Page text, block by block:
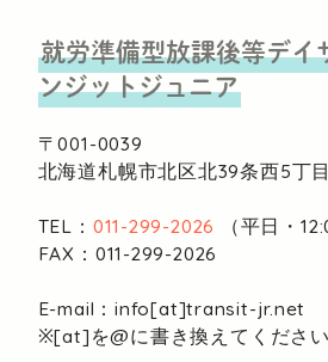
就労準備型放課後等デイ
ンジットジュニア
〒001-0039
北海道札幌市北区北39条西5丁
TEL： 011-299-2026
（平日・
FAX：011-299-2026
E-mail：info[at]transit-jr.net
※[at]を@に書き換えてください